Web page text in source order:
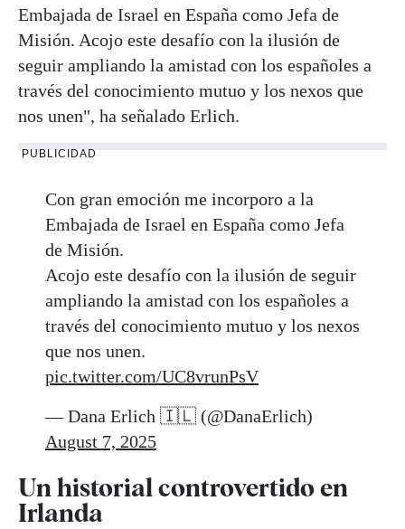
Embajada de Israel en España como Jefa de
Misión. Acojo este desafío con la ilusión de
seguir ampliando la amistad con los españoles a
través del conocimiento mutuo y los nexos que
nos unen", ha señalado Erlich.
PUBLICIDAD
Con gran emoción me incorporo a la
Embajada de Israel en España como Jefa
de Misión.
Acojo este desafío con la ilusión de seguir
ampliando la amistad con los españoles a
través del conocimiento mutuo y los nexos
que nos unen.
pic.twitter.com/UC8vrunPsV
— Dana Erlich 🇮🇱 (@DanaErlich)
August 7, 2025
Un historial controvertido en
Irlanda